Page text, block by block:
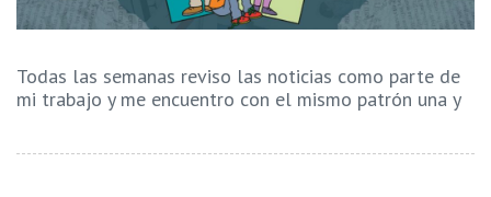
Todas las semanas reviso las noticias como parte de
mi trabajo y me encuentro con el mismo patrón una y